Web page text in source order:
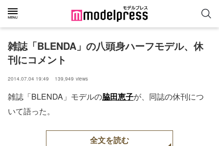
雑誌「BLENDA」の八頭身ハーフモデル、休
刊にコメント
2014.07.04 19:49 139,949 views
雑誌「BLENDA」モデルの脇田恵子が、同誌の休刊につ
いて語った。
全文を読む